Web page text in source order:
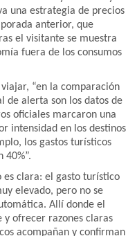
una estrategia de precios
anterior, que
el visitante se muestra
fuera de los consumos
“en la comparación
de alerta son los datos de
oficiales marcaron una
intensidad en los destinos
los gastos turísticos
40%”.
es clara: el gasto turístico
elevado, pero no se
Allí donde el
ofrecer razones claras
acompañan y confirman